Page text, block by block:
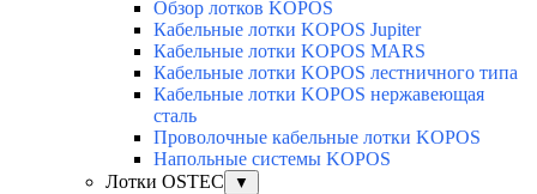
Обзор лотков KOPOS
Кабельные лотки KOPOS Jupiter
Кабельные лотки KOPOS MARS
Кабельные лотки KOPOS лестничного типа
Кабельные лотки KOPOS нержавеющая
сталь
Проволочные кабельные лотки KOPOS
Напольные системы KOPOS
Лотки OSTEC
▼